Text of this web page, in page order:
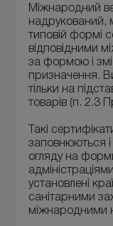
Міжнародний
надрукований,
типовій формі
відповідними
за формою і
призначення.
тільки на
товарів (п. 2.3
Такі
заповнюються
огляду на
установлені
санітарними
міжнародними